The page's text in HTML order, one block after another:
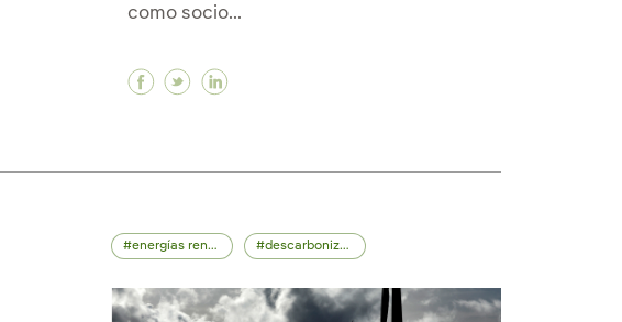
de 1.500 millones de euros en bonos verdes con fuerte
emisión de 1.500 millones de euros en bonos verdes con fuerte
como socio...
Facebook Iberdrola amplía su alianza con GIC en
Twitter Iberdrola amplía su alianza con GIC
energías renovables descarbonización